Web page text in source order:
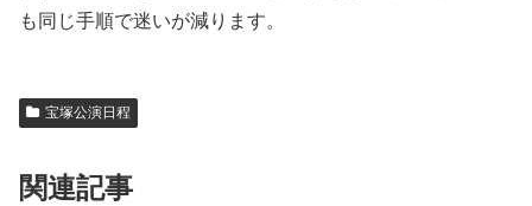
も同じ手順で迷いが減ります。
宝塚公演日程
関連記事